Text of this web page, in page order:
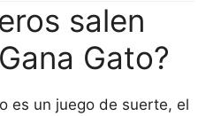
salen
Gato?
es un juego de suerte, el